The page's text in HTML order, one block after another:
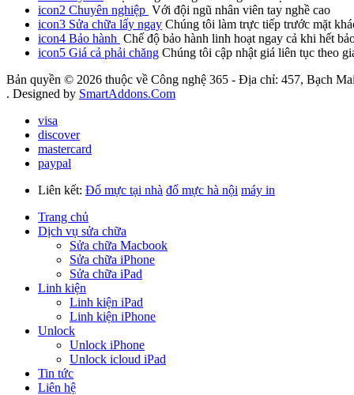
icon2 Chuyên nghiệp Với đội ngũ nhân viên tay nghề cao
icon3 Sửa chữa lấy ngay Chúng tôi làm trực tiếp trước mặt
icon4 Bảo hành Chế độ bảo hành linh hoạt ngay cả khi hết
icon5 Giá cả phải chăng Chúng tôi cập nhật giá liên tục theo
Bản quyền © 2026 thuộc về Công nghệ 365 - Địa chỉ: 457, Bạch
. Designed by SmartAddons.Com
visa
discover
mastercard
paypal
Liên kết: Đổ mực tại nhà đổ mực hà nội máy in
Trang chủ
Dịch vụ sửa chữa
Sửa chữa Macbook
Sửa chữa iPhone
Sửa chữa iPad
Linh kiện
Linh kiện iPad
Linh kiện iPhone
Unlock
Unlock iPhone
Unlock icloud iPad
Tin tức
Liên hệ